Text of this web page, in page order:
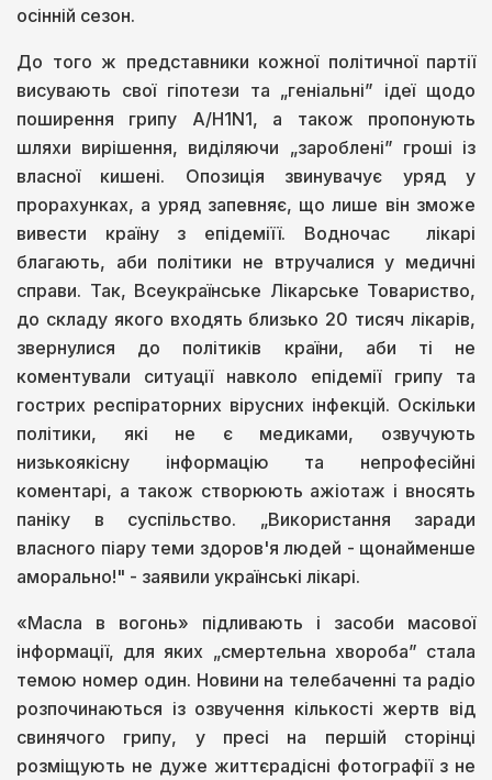
осінній сезон.
До того ж представники кожної політичної партії
висувають свої гіпотези та „геніальні” ідеї щодо
поширення грипу А/H1N1, а також пропонують
шляхи вирішення, виділяючи „зароблені” гроші із
власної кишені. Опозиція звинувачує уряд у
прорахунках, а уряд запевняє, що лише він зможе
вивести країну з епідеміїї. Водночас лікарі
благають, аби політики не втручалися у медичні
справи. Так, Всеукраїнське Лікарське Товариство,
до складу якого входять близько 20 тисяч лікарів,
звернулися до політиків країни, аби ті не
коментували ситуації навколо епідемії грипу та
гострих респіраторних вірусних інфекцій. Оскільки
політики, які не є медиками, озвучують
низькоякісну інформацію та непрофесійні
коментарі, а також створюють ажіотаж і вносять
паніку в суспільство. „Використання заради
власного піару теми здоров'я людей - щонайменше
аморально!" - заявили українські лікарі.
«Масла в вогонь» підливають і засоби масової
інформації, для яких „смертельна хвороба” стала
темою номер один. Новини на телебаченні та радіо
розпочинаються із озвучення кількості жертв від
свинячого грипу, у пресі на першій сторінці
розміщують не дуже життєрадісні фотографії з не